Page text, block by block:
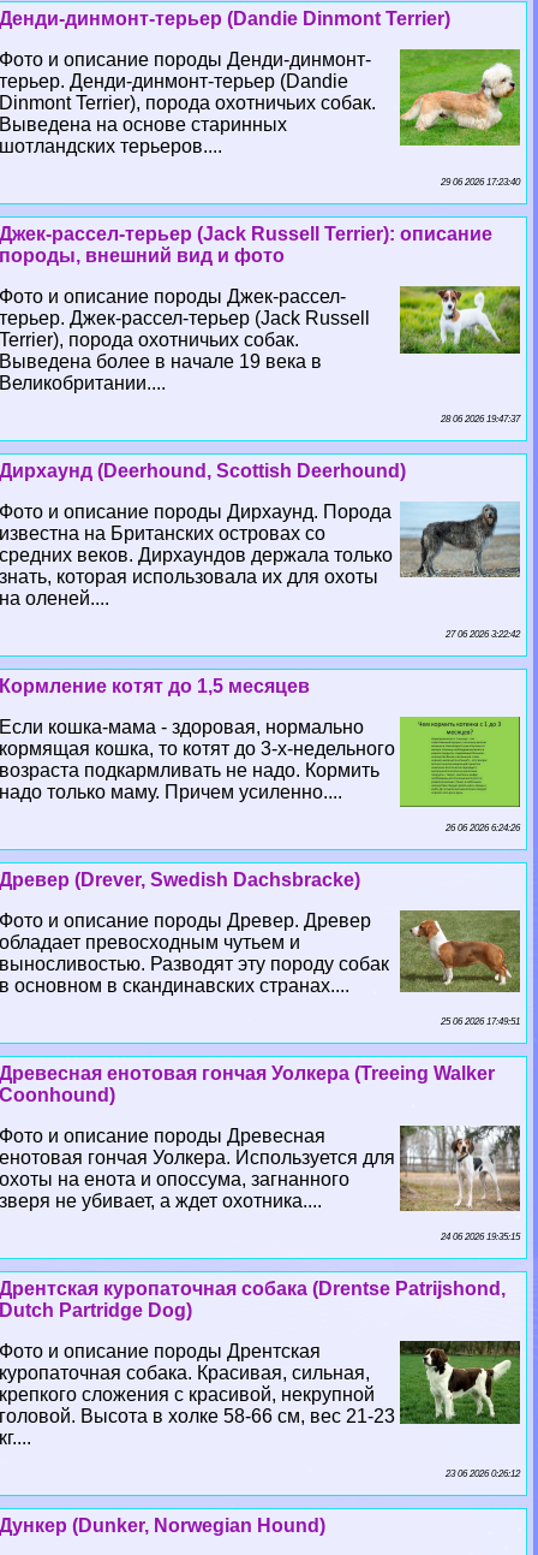
Денди-динмонт-терьер (Dandie Dinmont Terrier)
Фото и описание породы Денди-динмонт-
терьер. Денди-динмонт-терьер (Dandie
Dinmont Terrier), порода охотничьих собак.
Выведена на основе старинных
шотландских терьеров....
29 06 2026 17:23:40
Джек-рассел-терьер (Jack Russell Terrier): описание
породы, внешний вид и фото
Фото и описание породы Джек-рассел-
терьер. Джек-рассел-терьер (Jack Russell
Terrier), порода охотничьих собак.
Выведена более в начале 19 века в
Великобритании....
28 06 2026 19:47:37
Дирхаунд (Deerhound, Scottish Deerhound)
Фото и описание породы Дирхаунд. Порода
известна на Британских островах со
средних веков. Дирхаундов держала только
знать, которая использовала их для охоты
на оленей....
27 06 2026 3:22:42
Кормление котят до 1,5 месяцев
Если кошка-мама - здоровая, нормально
кормящая кошка, то котят до 3-х-недельного
возраста подкармливать не надо. Кормить
надо только маму. Причем усиленно....
26 06 2026 6:24:26
Древер (Drever, Swedish Dachsbracke)
Фото и описание породы Древер. Древер
обладает превосходным чутьем и
выносливостью. Разводят эту породу собак
в основном в скандинавских странах....
25 06 2026 17:49:51
Древесная енотовая гончая Уолкера (Treeing Walker
Coonhound)
Фото и описание породы Древесная
енотовая гончая Уолкера. Используется для
охоты на енота и опоссума, загнанного
зверя не убивает, а ждет охотника....
24 06 2026 19:35:15
Дрентская куропаточная собака (Drentse Patrijshond,
Dutch Partridge Dog)
Фото и описание породы Дрентская
куропаточная собака. Красивая, сильная,
крепкого сложения с красивой, некрупной
головой. Высота в холке 58-66 см, вес 21-23
кг....
23 06 2026 0:26:12
Дункер (Dunker, Norwegian Hound)